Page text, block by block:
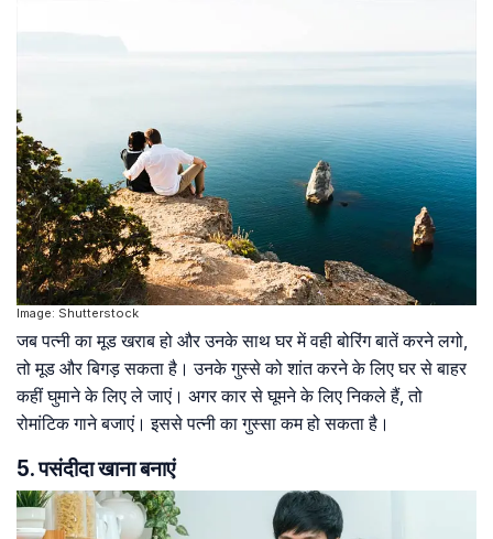
Image: Shutterstock
जब पत्नी का मूड खराब हो और उनके साथ घर में वही बोरिंग बातें करने लगो,
तो मूड और बिगड़ सकता है। उनके गुस्से को शांत करने के लिए घर से बाहर
कहीं घुमाने के लिए ले जाएं। अगर कार से घूमने के लिए निकले हैं, तो
रोमांटिक गाने बजाएं। इससे पत्नी का गुस्सा कम हो सकता है।
5. पसंदीदा खाना बनाएं